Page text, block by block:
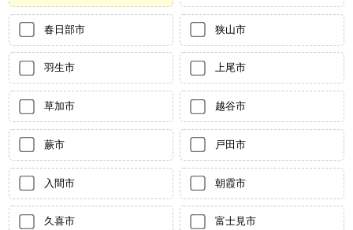
春日部市 狭山市
羽生市 上尾市
草加市 越谷市
蕨市 戸田市
入間市 朝霞市
久喜市 富士見市